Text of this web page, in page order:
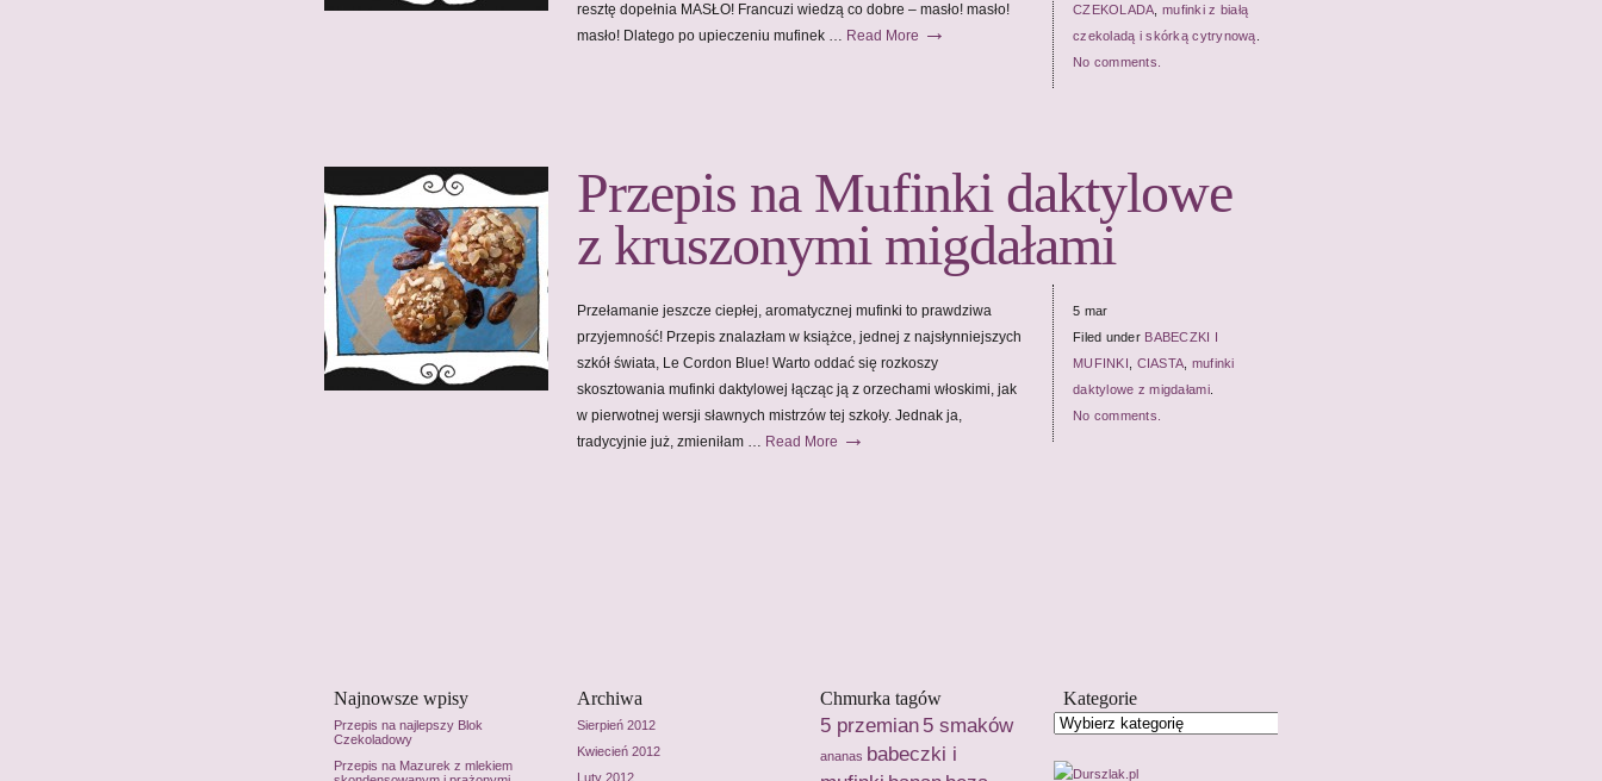
CZEKOLADA ,mufinki z białą
czekoladą i skórką cytrynową
No comments.
resztę dopełnia MASŁO! Francuzi wiedzą co dobre – masło! masło!
masło! Dlatego po upieczeniu mufinek … Read More →
Przepis na Mufinki daktylowe
z kruszonymi migdałami
5 mar
Filed under BABECZKI I
MUFINKI
CIASTA mufinki
daktylowe z migdałami.
No comments.
Przełamanie jeszcze ciepłej, aromatycznej mufinki to prawdziwa
przyjemność! Przepis znalazłam w książce, jednej z najsłynniejszych
szkół świata, Le Cordon Blue! Warto oddać się rozkoszy
skosztowania mufinki daktylowej łącząc ją z orzechami włoskimi, jak
w pierwotnej wersji sławnych mistrzów tej szkoły. Jednak ja,
tradycyjnie już, zmieniłam … Read More →
Najnowsze wpisy
Przepis na najlepszy Blok
Czekoladowy
Przepis na Mazurek z mlekiem
Archiwa
Sierpień 2012
Kwiecień 2012
Luty 2012
Chmurka tagów
5 przemian 5 smaków
ananas babeczki i
Kategorie